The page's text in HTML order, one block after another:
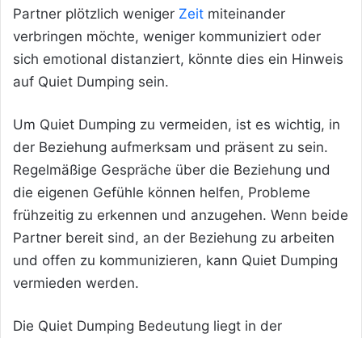
Partner plötzlich weniger Zeit miteinander
verbringen möchte, weniger kommuniziert oder
sich emotional distanziert, könnte dies ein Hinweis
auf Quiet Dumping sein.
Um Quiet Dumping zu vermeiden, ist es wichtig, in
der Beziehung aufmerksam und präsent zu sein.
Regelmäßige Gespräche über die Beziehung und
die eigenen Gefühle können helfen, Probleme
frühzeitig zu erkennen und anzugehen. Wenn beide
Partner bereit sind, an der Beziehung zu arbeiten
und offen zu kommunizieren, kann Quiet Dumping
vermieden werden.
Die Quiet Dumping Bedeutung liegt in der